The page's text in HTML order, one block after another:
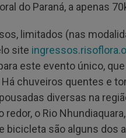
do Paraná, a apenas
limitados (nas
site
este evento único,
chuveiros quentes e
diversas na
o Rio
bicicleta são alguns dos